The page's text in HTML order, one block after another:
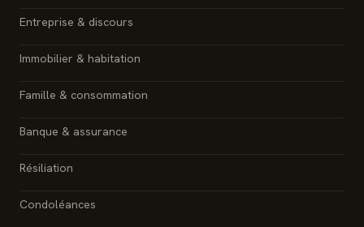
Entreprise & discours
Immobilier & habitation
Famille & consommation
Banque & assurance
Résiliation
Condoléances